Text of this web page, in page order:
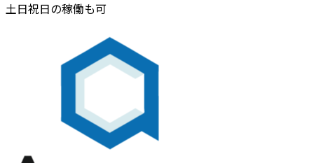
土日祝日の稼働も可